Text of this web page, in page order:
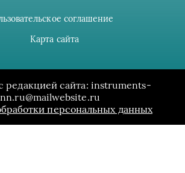
соглашение
Карта сайта
редакцией сайта: instruments-
nn.ru@mailwebsite.ru
персональных данных